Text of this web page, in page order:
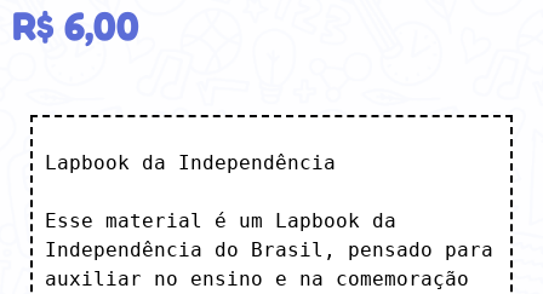
R$ 6,00
Lapbook da Independência
Esse material é um Lapbook da
Independência do Brasil, pensado para
auxiliar no ensino e na comemoração